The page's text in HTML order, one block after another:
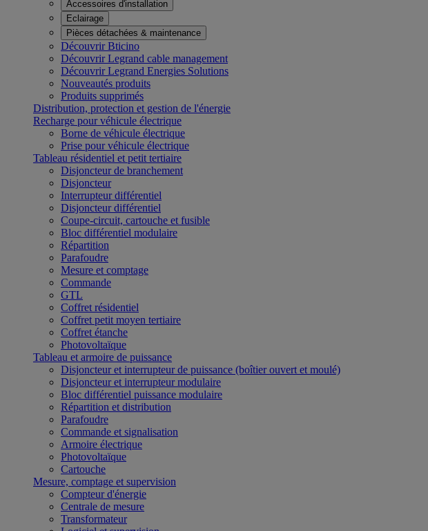
Accessoires d'installation
Eclairage
Pièces détachées & maintenance
Découvrir Bticino
Découvrir Legrand cable management
Découvrir Legrand Energies Solutions
Nouveautés produits
Produits supprimés
Distribution, protection et gestion de l'énergie
Recharge pour véhicule électrique
Borne de véhicule électrique
Prise pour véhicule électrique
Tableau résidentiel et petit tertiaire
Disjoncteur de branchement
Disjoncteur
Interrupteur différentiel
Disjoncteur différentiel
Coupe-circuit, cartouche et fusible
Bloc différentiel modulaire
Répartition
Parafoudre
Mesure et comptage
Commande
GTL
Coffret résidentiel
Coffret petit moyen tertiaire
Coffret étanche
Photovoltaïque
Tableau et armoire de puissance
Disjoncteur et interrupteur de puissance (boîtier ouvert et moulé)
Disjoncteur et interrupteur modulaire
Bloc différentiel puissance modulaire
Répartition et distribution
Parafoudre
Commande et signalisation
Armoire électrique
Photovoltaïque
Cartouche
Mesure, comptage et supervision
Compteur d'énergie
Centrale de mesure
Transformateur